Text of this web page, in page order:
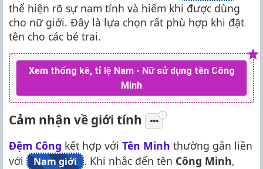
thể hiện rõ sự nam tính và hiếm khi được dùng
cho nữ giới. Đây là lựa chọn rất phù hợp khi đặt
tên cho các bé trai.
Xem thống kê, tỉ lệ Nam - Nữ sử dụng tên Công
Minh
Cảm nhận về giới tính
Đệm Công kết hợp với Tên Minh thường gắn liền
với
Nam giới . Khi nhắc đến tên Công Minh,